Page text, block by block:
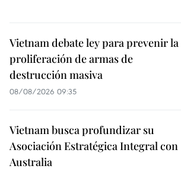
Vietnam debate ley para prevenir la
proliferación de armas de
destrucción masiva
08/08/2026 09:35
Vietnam busca profundizar su
Asociación Estratégica Integral con
Australia